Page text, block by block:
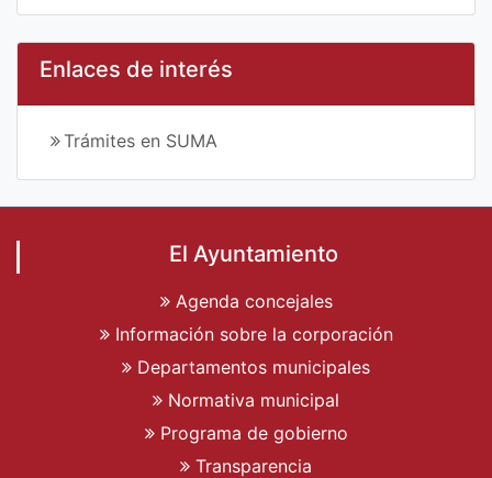
Enlaces de interés
Trámites en SUMA
El Ayuntamiento
Agenda concejales
Información sobre la corporación
Departamentos municipales
Normativa municipal
Programa de gobierno
Transparencia